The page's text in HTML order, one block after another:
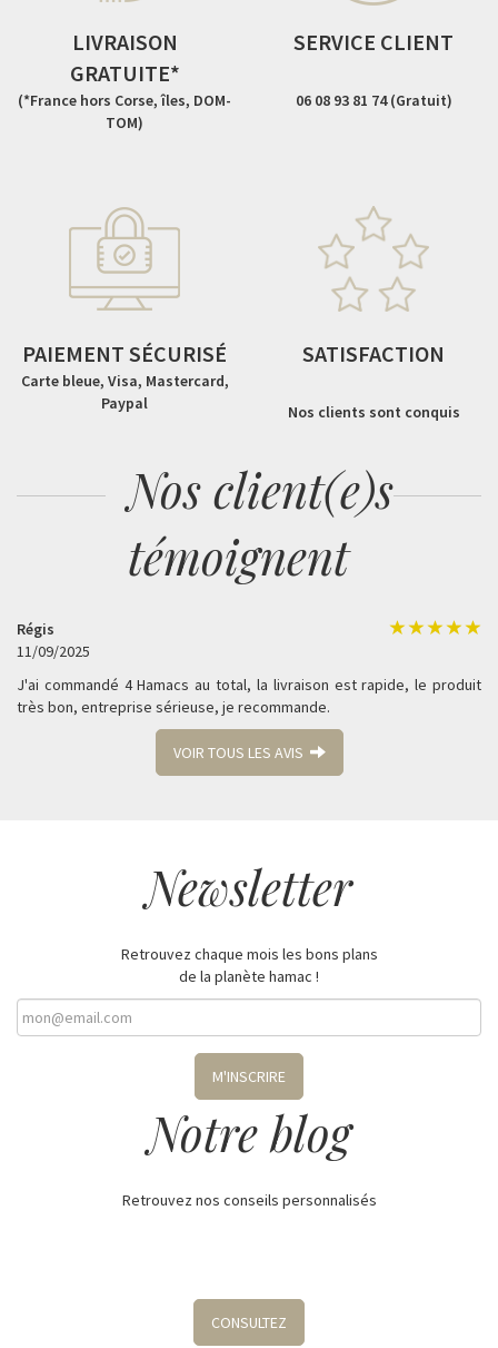
LIVRAISON
GRATUITE*
(*France hors Corse, îles, DOM-
TOM)
SERVICE CLIENT
06 08 93 81 74 (Gratuit)
PAIEMENT SÉCURISÉ
Carte bleue, Visa, Mastercard,
Paypal
SATISFACTION
Nos clients sont conquis
Nos client(e)s
témoignent
Régis
11/09/2025
J'ai commandé 4 Hamacs au total, la livraison est rapide, le produit
très bon, entreprise sérieuse, je recommande.
VOIR TOUS LES AVIS
Newsletter
Retrouvez chaque mois les bons plans
de la planète hamac !
M'INSCRIRE
Notre blog
Retrouvez nos conseils personnalisés
CONSULTEZ